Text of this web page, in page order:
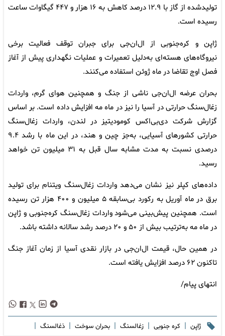
تولیدشده از گاز با ۱۲.۹ درصد کاهش به ۱۶ هزار و ۴۴۷ گیگاوات ساعت
رسیده است.
ژاپن و کره‌جنوبی از ال‌ان‌جی برای جبران توقف فعالیت برخی
نیروگاه‌های هسته‌ای به‌دلیل تعمیرات و عملیات نگهداری پیش از آغاز
فصل اوج تقاضا در ماه ژوئن استفاده می‌کنند.
بحران عرضه ال‌ان‌جی ناشی از جنگ و همچنین هوای گرم، واردات
زغال‌سنگ حرارتی در آسیا را نیز در ماه مه افزایش داده است. بر اساس
گزارش شرکت دی‌بی‌اکس کومودیتیز در لندن، واردات زغال‌سنگ
حرارتی کشورهای آسیایی، به‌جز چین و هند، در این ماه با رشد ۹.۴
درصدی نسبت به مدت مشابه سال قبل به ۳۱ میلیون تن خواهد
رسید.
داده‌های کپلر نیز نشان می‌دهد واردات زغال‌سنگ ویتنام برای تولید
برق در ماه آوریل به رکورد بی‌سابقه ۵ میلیون و ۴۰۰ هزار تن رسیده
است. همچنین پیش‌بینی می‌شود واردات زغال‌سنگ کره‌جنوبی و ژاپن
در ماه مه به‌ترتیب بیش از ۵۰ و ۲۰ درصد رشد سالانه داشته باشد.
در همین حال، قیمت ال‌ان‌جی در بازار نقدی آسیا از زمان آغاز جنگ
تاکنون ۶۲ درصد افزایش یافته است.
انتهای پیام/
ژاپن | کره جنوبی | زغالسنگ | بحران سوخت | ذغالسنگ |